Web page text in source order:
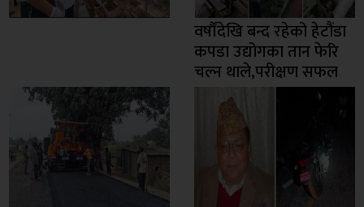
वर्षौंदेखि बन्द रहेको हेटौंडा
कपडा उद्योगका तान फेरि
चल्न थाले,परीक्षण सफल